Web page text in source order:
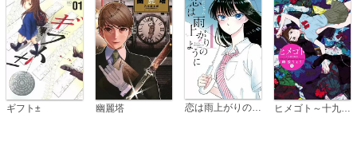
ギフト± 幽麗塔 恋は雨上がりのように